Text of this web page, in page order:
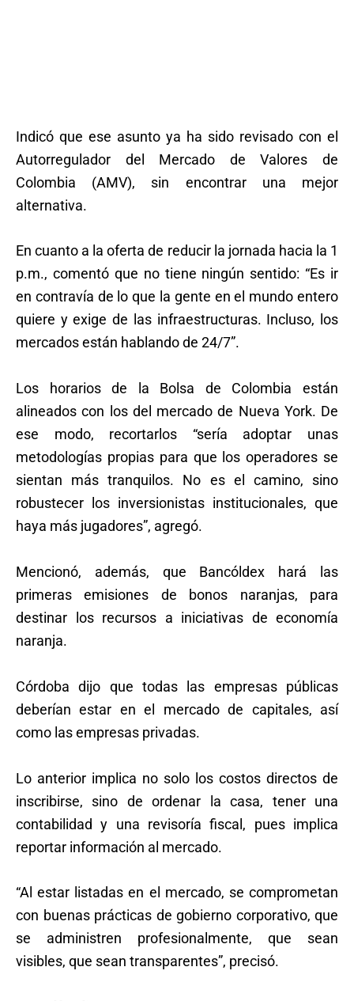
Indicó que ese asunto ya ha sido revisado con el
Autorregulador del Mercado de Valores de
Colombia (AMV), sin encontrar una mejor
alternativa.
En cuanto a la oferta de reducir la jornada hacia la 1
p.m., comentó que no tiene ningún sentido: “Es ir
en contravía de lo que la gente en el mundo entero
quiere y exige de las infraestructuras. Incluso, los
mercados están hablando de 24/7”.
Los horarios de la Bolsa de Colombia están
alineados con los del mercado de Nueva York. De
ese modo, recortarlos “sería adoptar unas
metodologías propias para que los operadores se
sientan más tranquilos. No es el camino, sino
robustecer los inversionistas institucionales, que
haya más jugadores”, agregó.
Mencionó, además, que Bancóldex hará las
primeras emisiones de bonos naranjas, para
destinar los recursos a iniciativas de economía
naranja.
Córdoba dijo que todas las empresas públicas
deberían estar en el mercado de capitales, así
como las empresas privadas.
Lo anterior implica no solo los costos directos de
inscribirse, sino de ordenar la casa, tener una
contabilidad y una revisoría fiscal, pues implica
reportar información al mercado.
“Al estar listadas en el mercado, se comprometan
con buenas prácticas de gobierno corporativo, que
se administren profesionalmente, que sean
visibles, que sean transparentes”, precisó.